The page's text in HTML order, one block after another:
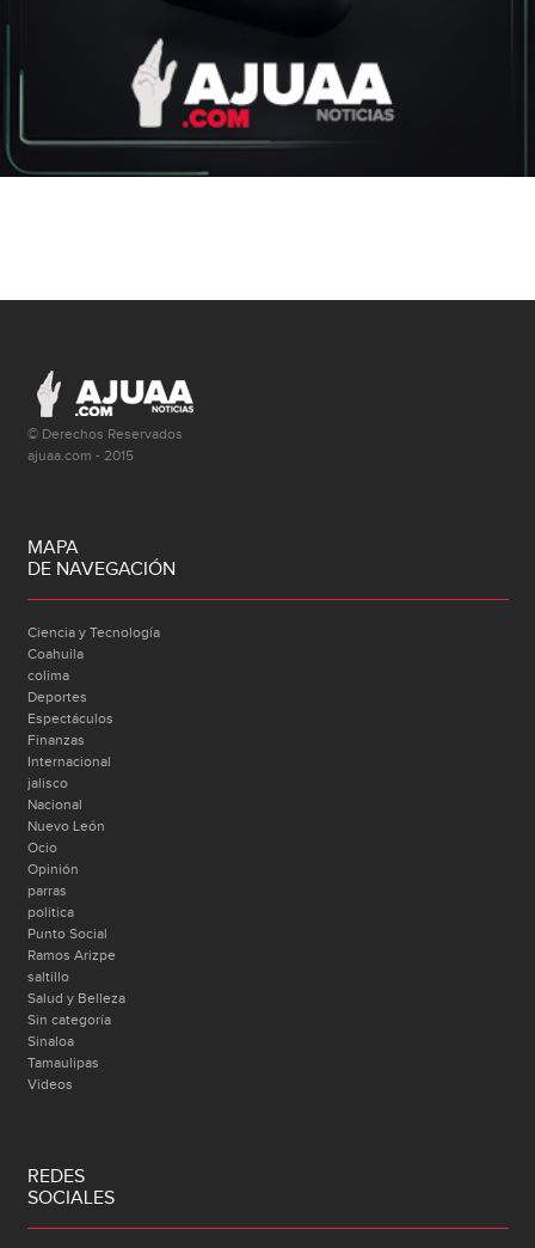
© Derechos Reservados
ajuaa.com - 2015
MAPA
DE NAVEGACIÓN
Ciencia y Tecnología
Coahuila
colima
Deportes
Espectáculos
Finanzas
Internacional
jalisco
Nacional
Nuevo León
Ocio
Opinión
parras
politica
Punto Social
Ramos Arizpe
saltillo
Salud y Belleza
Sin categoría
Sinaloa
Tamaulipas
Videos
REDES
SOCIALES